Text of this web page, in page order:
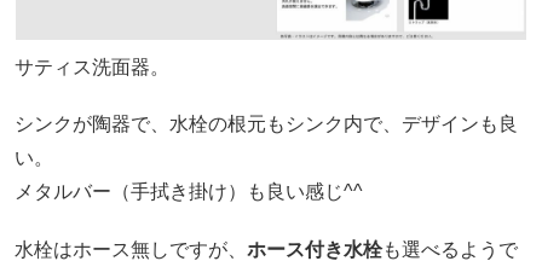
サティス洗面器。
シンクが陶器で、水栓の根元もシンク内で、デザインも良
い。
メタルバー（手拭き掛け）も良い感じ^^
水栓はホース無しですが、 ホース付き水栓も選べるようで